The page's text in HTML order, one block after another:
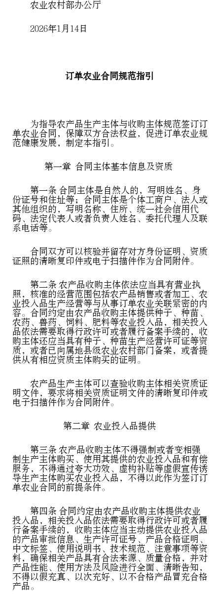
农业农村部办公厅
2026年1月14日
订单农业合同规范指引
为指导农产品生产主体与收购主体规范签订订
单农业合同，保障双方合法权益，促进订单农业规
范健康发展，制定本指引。
第一章 合同主体基本信息及资质
第一条 合同主体是自然人的，写明姓名、身
份证号和住址等；合同主体是个体工商户、法人或
其他组织的，写明名称、住所、统一社会信用代
码、法定代表人或者负责人姓名、委托代理人及联
系电话等。
合同双方可以核验并留存对方身份证明、资质
证照的清晰复印件或电子扫描件作为合同附件。
第二条 农产品收购主体依法应当具有营业执
照，核准的经营范围包括农产品销售或者加工、农
业投入品生产经营等与从事订单农业关联紧密的内
容。合同约定由农产品收购主体提供种子、种苗、
农药、兽药、饲料、肥料等农业投入品，相关投入
品依法需要取得行政许可或者履行备案手续的，收
购主体还应当具有种子、种苗生产经营许可证等资
质，或者已向属地县级农业农村部门备案，或者提
供从有相应资质主体购买的证明。
农产品生产主体可以查验收购主体相关资质证
明文件，要求将相关资质证明文件的清晰复印件或
电子扫描件作为合同附件。
第二章 农业投入品提供
第三条 农产品收购主体不得强制或者变相强
制生产主体购买、使用其提供的农业投入品和有偿
服务，不得通过夸大功效、虚构补贴等虚假宣传诱
导生产主体购买农业投入品，不得以此作为签订订
单农业合同的前提条件。
第四条 合同约定由农产品收购主体提供农业
投入品，相关投入品依法需要取得行政许可或者履
行备案手续的，收购主体应当主动提供农业投入品
的产品审批信息、生产许可证号、产品合格证明、
中文标签、使用说明书、技术规范、注意事项等资
料，确保相关产品具有合法来源、质量合格，并对
产品性能、使用方法及风险进行全面、清晰告知，
不得以假充真、以次充好、以不合格产品冒充合格
产品。